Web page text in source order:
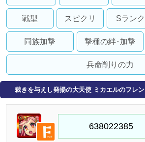
戦型 スピクリ Sランク
同族加撃 撃種の絆･加撃
兵命削りの力
裁きを与えし発揚の大天使 ミカエルのフレ